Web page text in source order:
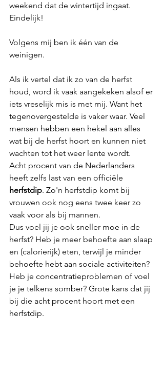
weekend dat de wintertijd ingaat.
Eindelijk!
Volgens mij ben ik één van de
weinigen.
Als ik vertel dat ik zo van de herfst
houd, word ik vaak aangekeken alsof er
iets vreselijk mis is met mij. Want het
tegenovergestelde is vaker waar. Veel
mensen hebben een hekel aan alles
wat bij de herfst hoort en kunnen niet
wachten tot het weer lente wordt.
Acht procent van de Nederlanders
heeft zelfs last van een officiële
herfstdip. Zo'n herfstdip komt bij
vrouwen ook nog eens twee keer zo
vaak voor als bij mannen.
Dus voel jij je ook sneller moe in de
herfst? Heb je meer behoefte aan slaap
en (calorierijk) eten, terwijl je minder
behoefte hebt aan sociale activiteiten?
Heb je concentratieproblemen of voel
je je telkens somber? Grote kans dat jij
bij die acht procent hoort met een
herfstdip.